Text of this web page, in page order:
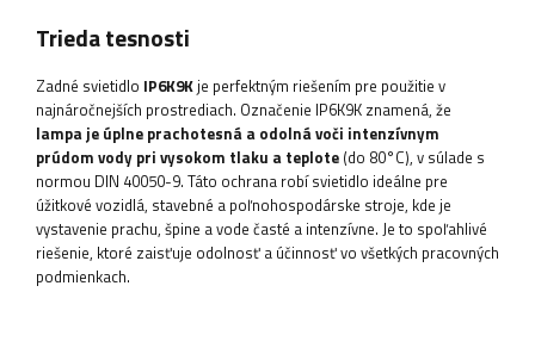
Trieda tesnosti
Zadné svietidlo IP6K9Kje perfektným riešením pre použitie v
najnáročnejších prostrediach. Označenie IP6K9K znamená, že
lampa je úplne prachotesná a odolná voči intenzívnym
prúdom vody pri vysokom tlaku a teplote (do 80°C), v súlade s
normou DIN 40050-9. Táto ochrana robí svietidlo ideálne pre
úžitkové vozidlá, stavebné a poľnohospodárske stroje, kde je
vystavenie prachu, špine a vode časté a intenzívne. Je to spoľahlivé
riešenie, ktoré zaisťuje odolnosť a účinnosť vo všetkých pracovných
podmienkach.